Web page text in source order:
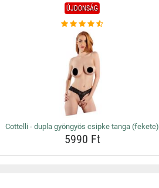
ÚJDONSÁG
Cottelli - dupla gyöngyös csipke tanga (fekete)
5990 Ft